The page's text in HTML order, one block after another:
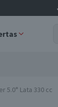
5.0° Lata 330 cc